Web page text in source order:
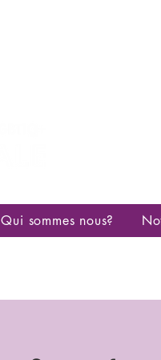
Qui sommes nous?